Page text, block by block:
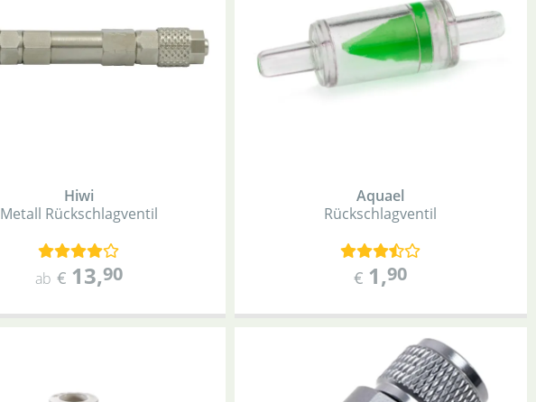
Hiwi
Metall Rückschlagventil
ab € 13,90
Aquael
Rückschlagventil
€ 1,90